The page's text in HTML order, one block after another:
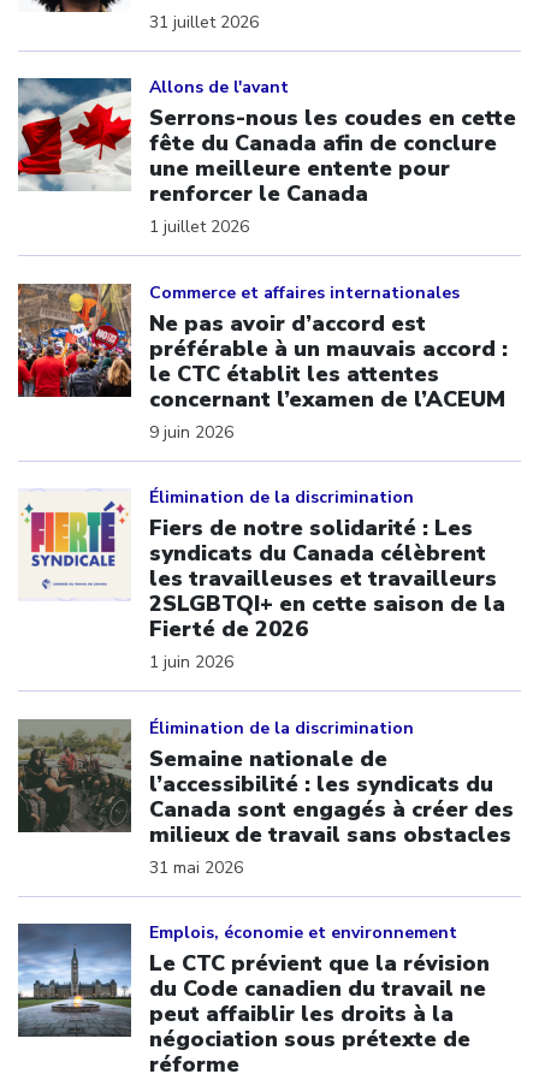
31 juillet 2026
Allons de l'avant
Serrons-nous les coudes en cette
fête du Canada afin de conclure
une meilleure entente pour
renforcer le Canada
1 juillet 2026
Commerce et affaires internationales
Ne pas avoir d’accord est
préférable à un mauvais accord :
le CTC établit les attentes
concernant l’examen de l’ACEUM
9 juin 2026
Élimination de la discrimination
Fiers de notre solidarité : Les
syndicats du Canada célèbrent
les travailleuses et travailleurs
2SLGBTQI+ en cette saison de la
Fierté de 2026
1 juin 2026
Élimination de la discrimination
Semaine nationale de
l’accessibilité : les syndicats du
Canada sont engagés à créer des
milieux de travail sans obstacles
31 mai 2026
Emplois, économie et environnement
Le CTC prévient que la révision
du Code canadien du travail ne
peut affaiblir les droits à la
négociation sous prétexte de
réforme